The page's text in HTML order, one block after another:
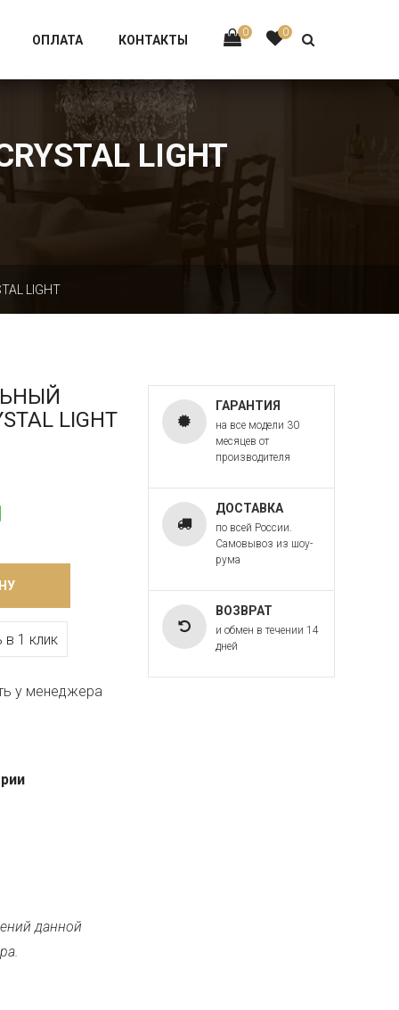
0 0
ОПЛАТА КОНТАКТЫ
LIGHT
LIGHT
LIGHT
в 1 клик
у менеджера
данной
ГАРАНТИЯ
на все модели 30
месяцев от
производителя
ДОСТАВКА
по всей России.
Самовывоз из шоу-
рума
ВОЗВРАТ
и обмен в течении 14
дней